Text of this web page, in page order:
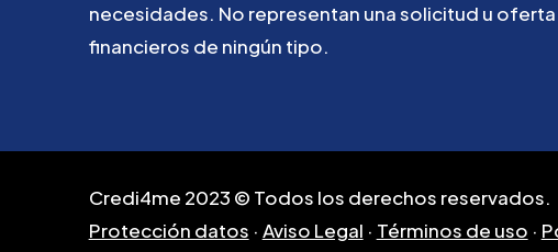
necesidades. No representan unasolicitud u oferta
financieros de ningún tipo.
Credi4me 2023 © Todos los derechos reservados.
Protección datos · Aviso Legal · Términos de uso ·